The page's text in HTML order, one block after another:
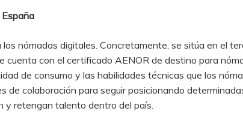
nómadas digitales. Concretamente, se sitúa en el
cuenta con el certificado AENOR de destino para
de consumo y las habilidades técnicas que los
colaboración para seguir posicionando
y retengan talento dentro del país.